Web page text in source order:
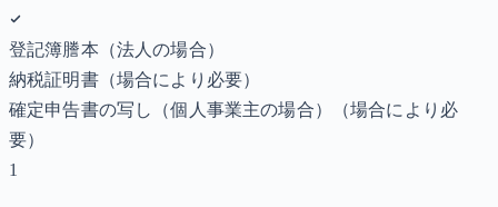
登記簿謄本（法人の場合）
納税証明書（場合により必要）
確定申告書の写し（個人事業主の場合）
（場合により必
要）
1